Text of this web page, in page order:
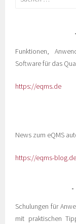
Funktionen,
Software für das
https://eqms.de
News zum eQMS
https://eqms-
Schulungen für
mit praktischen